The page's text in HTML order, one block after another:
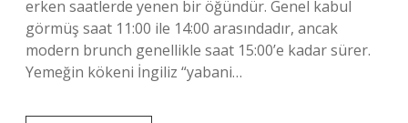
erken saatlerde yenen bir öğündür. Genel kabul
görmüş saat 11:00 ile 14:00 arasındadır, ancak
modern brunch genellikle saat 15:00’e kadar sürer.
Yemeğin kökeni İngiliz “yabani…